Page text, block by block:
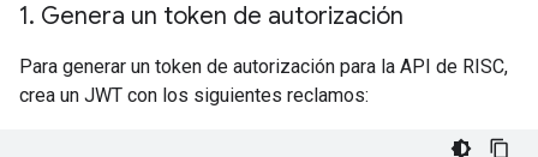
1. Genera un token de autorización
Para generar un token de autorización para la API de RISC,
crea un JWT con los siguientes reclamos: